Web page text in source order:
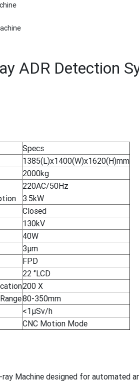
ADR Detection
Specs
1385(L)x1400(W)x1620(H)mm
2000kg
220AC/50Hz
3.5kW
Closed
130kV
40W
3μm
FPD
22 ‘’LCD
200 X
80-350mm
<1μSv/h
CNC Motion Mode
Machine designed for automated